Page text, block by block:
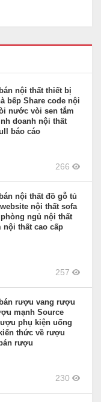
nội thất thiết bị
bếp Share code nội
nước vòi sen tắm
doanh nội thất
báo cáo
266
nội thất đồ gỗ tủ
nội thất sofa
ngủ nội thất
nội thất cao cấp
257
rượu vang rượu
mạnh Source
phụ kiện uống
thức về rượu
rượu
230